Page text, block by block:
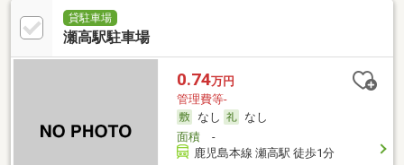
貸駐車場
瀬高駅駐車場
0.74万円
管理費等-
なし
なし
面積-
鹿児島本線 瀬高駅 徒歩1分